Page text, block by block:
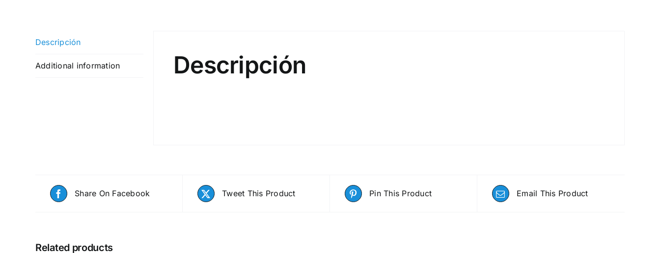
Descripción
Additional information Descripción
Share On Facebook Tweet This Product Pin This Product Email This Product
Related products